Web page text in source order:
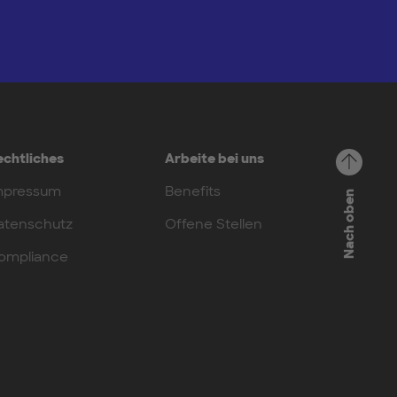
Arbeite bei uns
Benefits
Offene Stellen
Nach oben